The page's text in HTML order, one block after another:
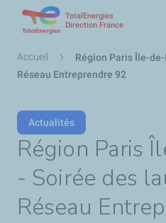
TotalEnergies
Direction France
Fil
d'Ariane
Accueil
Région Paris Île-
Réseau Entreprendre 92
Actualités
Région Paris
- Soirée des
Réseau